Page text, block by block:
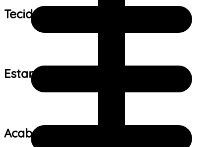
Tecido:
Estampa:
Acabamento: